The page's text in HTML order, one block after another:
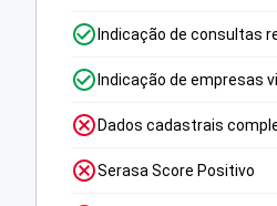
Indicação de consultas
Indicação de empresas
Dados cadastrais
Serasa Score Positivo